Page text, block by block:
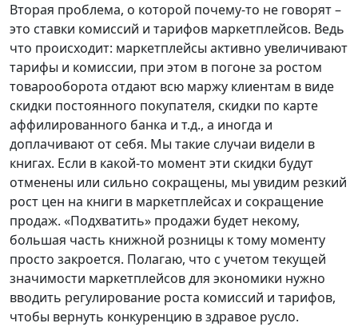
Вторая проблема, о которой почему-то не говорят –
это ставки комиссий и тарифов маркетплейсов. Ведь
что происходит: маркетплейсы активно увеличивают
тарифы и комиссии, при этом в погоне за ростом
товарооборота отдают всю маржу клиентам в виде
скидки постоянного покупателя, скидки по карте
аффилированного банка и т.д., а иногда и
доплачивают от себя. Мы такие случаи видели в
книгах. Если в какой-то момент эти скидки будут
отменены или сильно сокращены, мы увидим резкий
рост цен на книги в маркетплейсах и сокращение
продаж. «Подхватить» продажи будет некому,
большая часть книжной розницы к тому моменту
просто закроется. Полагаю, что с учетом текущей
значимости маркетплейсов для экономики нужно
вводить регулирование роста комиссий и тарифов,
чтобы вернуть конкуренцию в здравое русло.